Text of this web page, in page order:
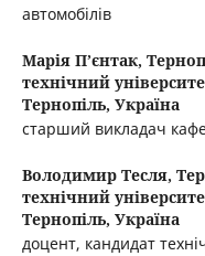
автомобілів
Марія П’єнтак,
технічний
Тернопіль, Україна
старший викладач
Володимир Тесля,
технічний
Тернопіль, Україна
доцент, кандидат